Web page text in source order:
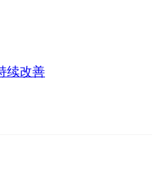
续改善